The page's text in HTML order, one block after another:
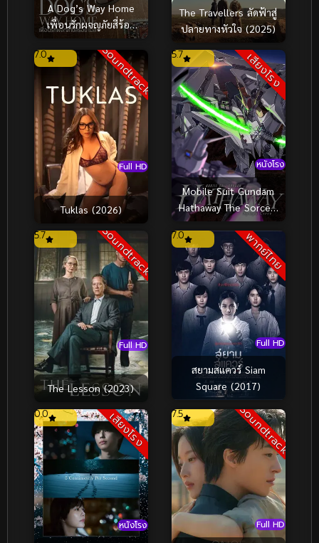
A Dog’s Way Home
เพื่อนรักผจญภัยสี่ร้อย
The Travellers ลัดฟ้าสู่
ปลายทางหัวใจ (2025)
Soundtrack
Full HD
7.0
Tuklas (2026)
เสียงโรง
หนังโรง
5.7
Mobile Suit Gundam
Hathaway The Sorcery
of Nymph Circe โมบิล
สูท กันดั้ม ฮาธาเวย์ เดอะ
ซอร์เซอรี ออฟ นิมฟ์
เซอร์ซี (2026)
Soundtrack
Full HD
5.7
The Lesson (2023)
พากย์ไทย
Full HD
7.0
สยามสแควร์ Siam
Square (2017)
เสียงโรง
หนังโรง
0.0 Soundtrack
Full HD
7.5